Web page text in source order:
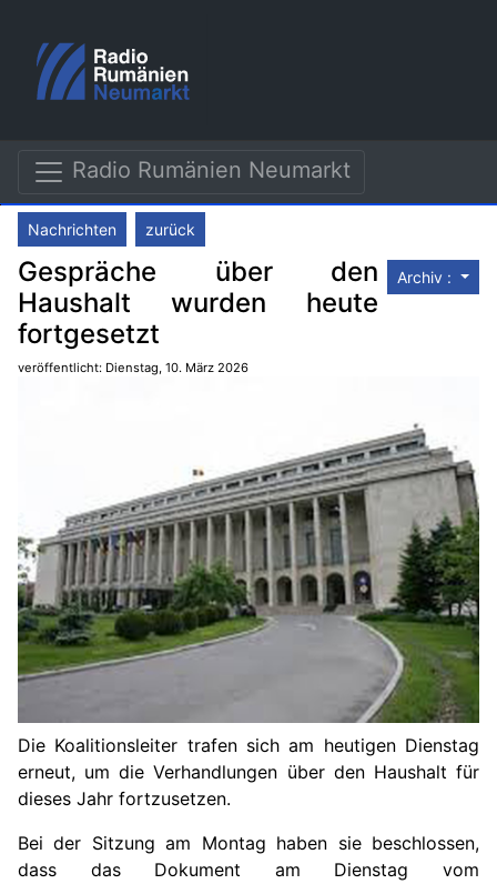
Radio Rumänien Neumarkt
Nachrichten zurück
Archiv :
Gespräche über den
Haushalt wurden heute
fortgesetzt
veröffentlicht: Dienstag, 10. März 2026
Die Koalitionsleiter trafen sich am heutigen Dienstag
erneut, um die Verhandlungen über den Haushalt für
dieses Jahr fortzusetzen.
Bei der Sitzung am Montag haben sie beschlossen,
dass das Dokument am Dienstag vom